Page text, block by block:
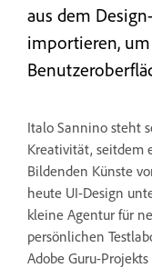
aus dem
importieren,
Italo Sannino steht
Kreativität, seitdem
Bildenden Künste
heute UI-Design
kleine Agentur für
persönlichen
Adobe Guru-